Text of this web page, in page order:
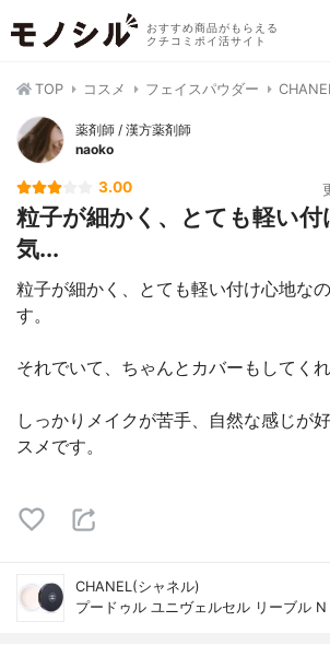
おすすめ商品がもらえる
クチコミポイ活サイト
TOP コスメ フェイスパウダー
薬剤師 / 漢方薬剤師
naoko
3.00
粒子が細かく、とても軽い
気...
粒子が細かく、とても軽い付け心地な
す。
それでいて、ちゃんとカバーもしてくれ
しっかりメイクが苦手、自然な感じが
スメです。
CHANEL(シャネル)
プードゥル ユニヴェルセル リーブル N